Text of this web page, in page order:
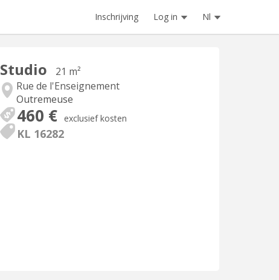
Inschrijving Log in Nl
Studio
21 m²
Rue de l'Enseignement
Outremeuse
460 € exclusief kosten
KL 16282